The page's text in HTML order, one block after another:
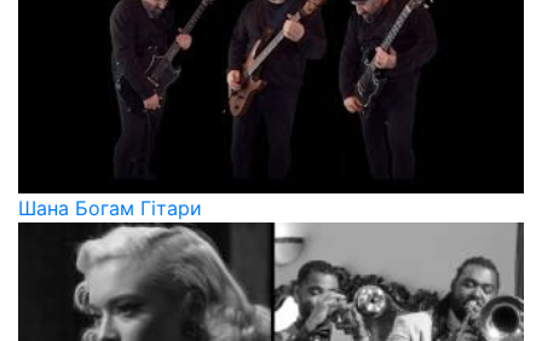
Шана Богам Гітари